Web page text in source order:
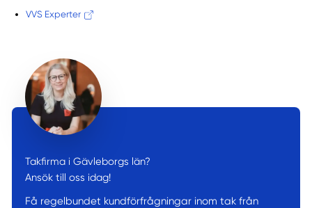
VVS Experter
Takfirma i Gävleborgs län?
Ansök till oss idag!
Få regelbundet kundförfrågningar inom tak från